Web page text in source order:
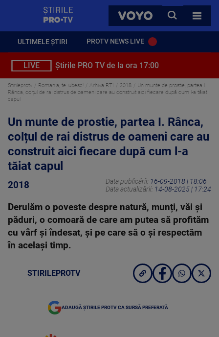
VOYO
CAUTA
TOATE
ULTIMELE ȘTIRI PROTV NEWS LIVE
LIVE Știrile PRO TV de la ora 17:00
Stirileprotv Romania, te iubesc! Arhiva RTI 2018
Un munte de prostie, partea I.
Rânca, colțul de rai distrus de oameni care au construit aici fiecare după cum l-a tăiat
capul
Un munte de prostie, partea I. Rânca,
colțul de rai distrus de oameni care au
construit aici fiecare după cum l-a
tăiat capul
2018 Data publicării: 16-09-2018 | 18:06
Data actualizării: 14-08-2025 | 17:24
Derulăm o poveste despre natură, munți, văi și
păduri, o comoară de care am putea să profităm
cu vârf şi îndesat, și pe care să o și respectăm
în același timp.
STIRILEPROTV
ADAUGĂ ȘTIRILE PROTV CA SURSĂ PREFERATĂ